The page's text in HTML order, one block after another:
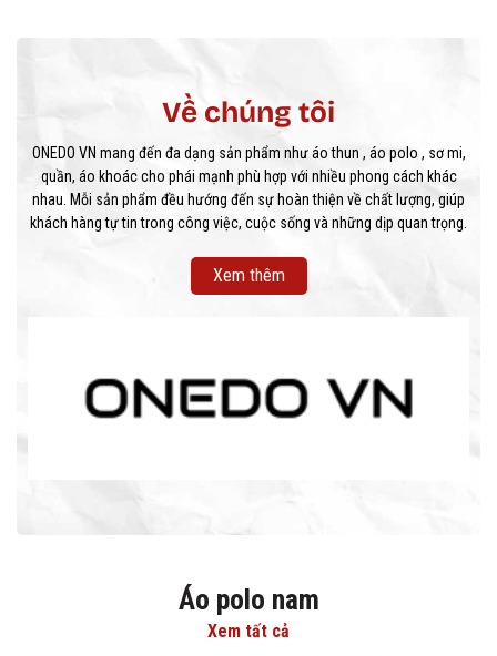
Về chúng tôi
ONEDO VN mang đến đa dạng sản phẩm như áo thun , áo polo , sơ mi,
quần, áo khoác cho phái mạnh phù hợp với nhiều phong cách khác
nhau. Mỗi sản phẩm đều hướng đến sự hoàn thiện về chất lượng, giúp
khách hàng tự tin trong công việc, cuộc sống và những dịp quan trọng.
Xem thêm
Áo polo nam
Xem tất cả